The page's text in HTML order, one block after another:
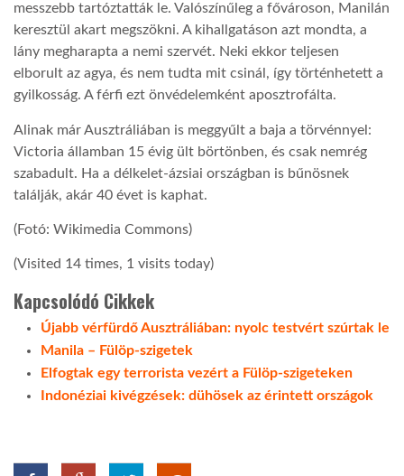
DOBRAVERO.HU
GLOBOBOOK
messzebb tartóztatták le. Valószínűleg a fővároson, Manilán
keresztül akart megszökni. A kihallgatáson azt mondta, a
lány megharapta a nemi szervét. Neki ekkor teljesen
elborult az agya, és nem tudta mit csinál, így történhetett a
gyilkosság. A férfi ezt önvédelemként aposztrofálta.
Alinak már Ausztráliában is meggyűlt a baja a törvénnyel:
Victoria államban 15 évig ült börtönben, és csak nemrég
szabadult. Ha a délkelet-ázsiai országban is bűnösnek
találják, akár 40 évet is kaphat.
(Fotó: Wikimedia Commons)
(Visited 14 times, 1 visits today)
Kapcsolódó Cikkek
Újabb vérfürdő Ausztráliában: nyolc testvért szúrtak le
Manila – Fülöp-szigetek
Elfogtak egy terrorista vezért a Fülöp-szigeteken
Indonéziai kivégzések: dühösek az érintett országok